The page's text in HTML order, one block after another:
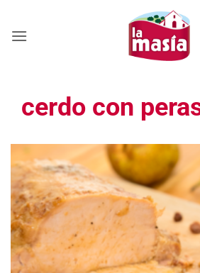
contenido
cerdo con